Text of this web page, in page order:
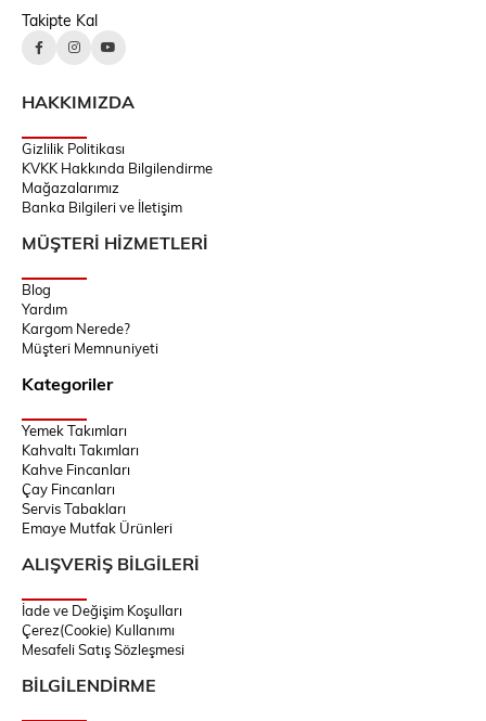
Takipte Kal
HAKKIMIZDA
Gizlilik Politikası
KVKK Hakkında Bilgilendirme
Mağazalarımız
Banka Bilgileri ve İletişim
MÜŞTERİ HİZMETLERİ
Blog
Yardım
Kargom Nerede?
Müşteri Memnuniyeti
Kategoriler
Yemek Takımları
Kahvaltı Takımları
Kahve Fincanları
Çay Fincanları
Servis Tabakları
Emaye Mutfak Ürünleri
ALIŞVERİŞ BİLGİLERİ
İade ve Değişim Koşulları
Çerez(Cookie) Kullanımı
Mesafeli Satış Sözleşmesi
BİLGİLENDİRME